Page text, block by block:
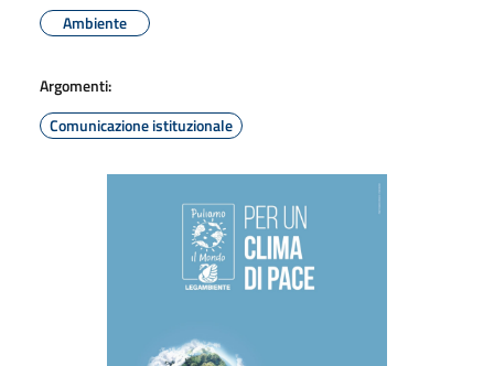
Ambiente
Argomenti:
Comunicazione istituzionale